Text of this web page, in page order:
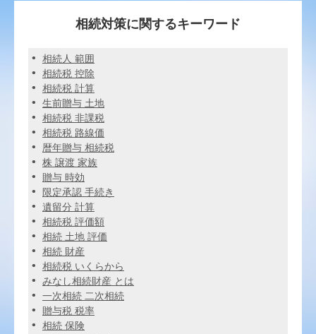
相続対策に関するキーワード
相続人 範囲
相続税 控除
相続税 計算
生前贈与 土地
相続税 非課税
相続税 路線価
暦年贈与 相続税
株 譲渡 家族
贈与 時効
限定承認 手続き
遺留分 計算
相続税 評価額
相続 土地 評価
相続 財産
相続税 いくらから
みなし相続財産 とは
一次相続 二次相続
贈与税 税率
相続 保険